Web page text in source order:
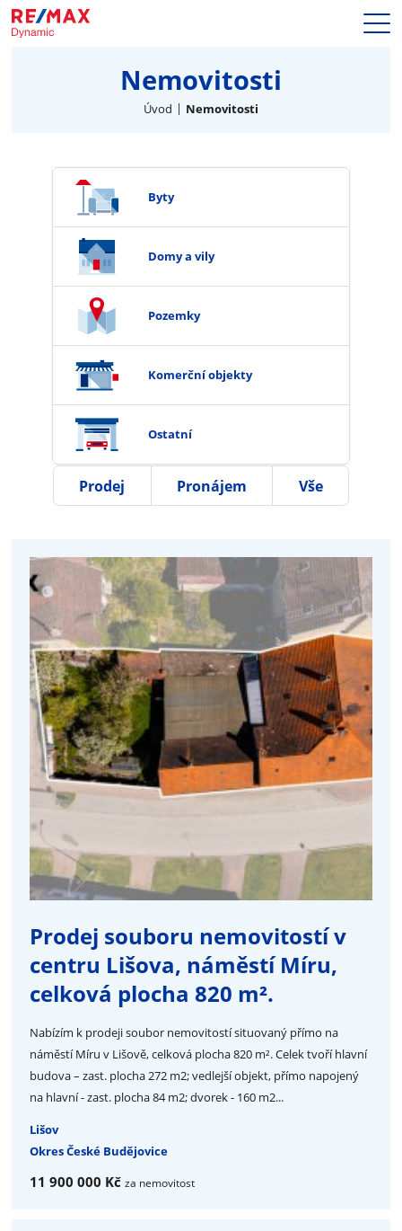
Naše služby
Nemovitosti
Kontakty
Nemovitosti
Úvod Nemovitosti
Byty
Domy a vily
Pozemky
Komerční objekty
Ostatní
Prodej Pronájem Vše
Prodej souboru nemovitostí v
centru Lišova, náměstí Míru,
celková plocha 820 m².
Nabízím k prodeji soubor nemovitostí situovaný přímo na
náměstí Míru v Lišově, celková plocha 820 m². Celek tvoří hlavní
budova – zast. plocha 272 m2; vedlejší objekt, přímo napojený
na hlavní - zast. plocha 84 m2; dvorek - 160 m2...
Lišov
Okres České Budějovice
11 900 000 Kč za nemovitost